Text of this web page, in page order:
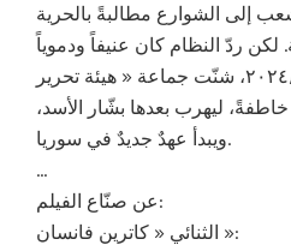
الشوارع مطالبةً بالحرية
في تشرين الثاني/نوفمبر/٢٠٢٤، شنّت جماعة « هيئة تحرير
ليهرب بعدها بشّار الأسد،
ويبدأ عهدٌ جديدٌ في سوريا.
…
عن صنّاع الفيلم:
الثنائي « كاترين فانسان »: